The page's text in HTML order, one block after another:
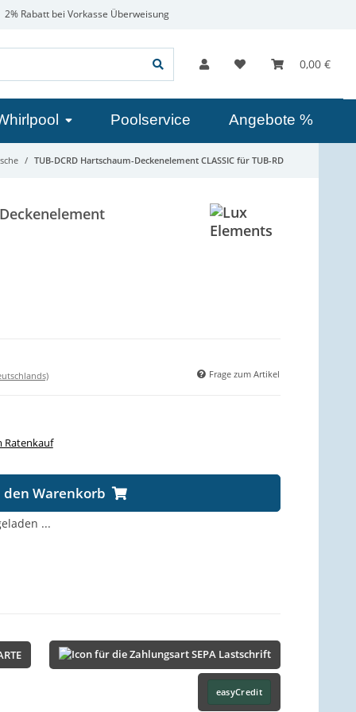
2% Rabatt bei Vorkasse Überweisung
0,00 €
Poolservice Angebote %
TUB-DCRD Hartschaum-Deckenelement CLASSIC für TUB-RD
Frage zum Artikel
Ratenkauf
den Warenkorb
...
easyCredit